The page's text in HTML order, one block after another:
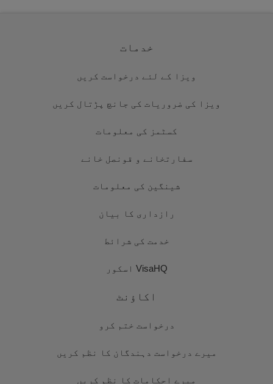
خدمات
ویزا کے لئے درخواست کریں
ویزا کی ضروریات کی جانچ پڑتال کریں
کسٹمز کی معلومات
سفارتخانے و قونصل خانے
شینگین کی معلومات
رازداری کا بیان
خدمت کی شرائط
VisaHQ اسکور
اکاؤنٹ
درخواست ختم کرو
میرے درخواست دہندگان کا نظم کریں
میرے احکامات کا نظم کریں